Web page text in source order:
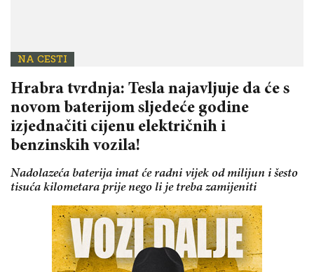
NA CESTI
Hrabra tvrdnja: Tesla najavljuje da će s
novom baterijom sljedeće godine
izjednačiti cijenu električnih i
benzinskih vozila!
Nadolazeća baterija imat će radni vijek od milijun i šesto
tisuća kilometara prije nego li je treba zamijeniti